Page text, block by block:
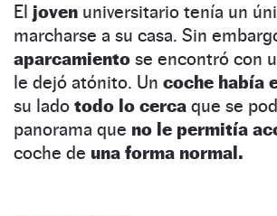
El joven universitario tenía un
marcharse a su casa. Sin
aparcamiento se encontró con
le dejó atónito. Un coche había
su lado todo lo cerca que se
panorama que no le permitía
coche de una forma normal.